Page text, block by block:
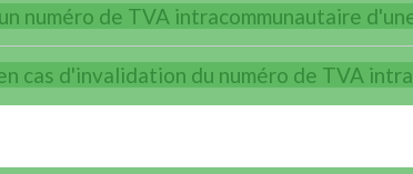
numéro de TVA intracommunautaire
cas d'invalidation du numéro de TVA